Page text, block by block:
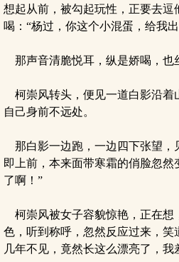
想起从前，被勾起玩性，正要去逗
喝：“杨过，你这个小混蛋，给我
那声音清脆悦耳，纵是娇喝，也
柯崇风转头，便见一道白影沿着
自己身前不远处。
那白影一边跑，一边四下张望，
即上前，本来面带寒霜的俏脸忽然
了啊！”
柯崇风被女子容貌惊艳，正在想
色，听到称呼，忽然反应过来，笑
几年不见，竟然长这么漂亮了，我